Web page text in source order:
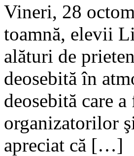
Vineri, 28
toamnă, elevii
alături de
deosebită în
deosebită care
organizatorilor
apreciat că […]